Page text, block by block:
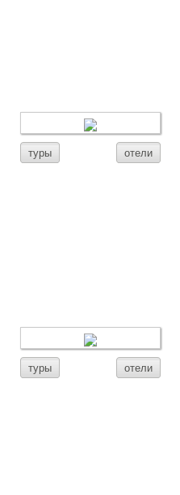
туры отели
туры отели